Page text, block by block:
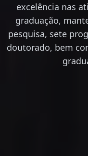
excelência nas
graduação,
pesquisa, sete
doutorado, bem